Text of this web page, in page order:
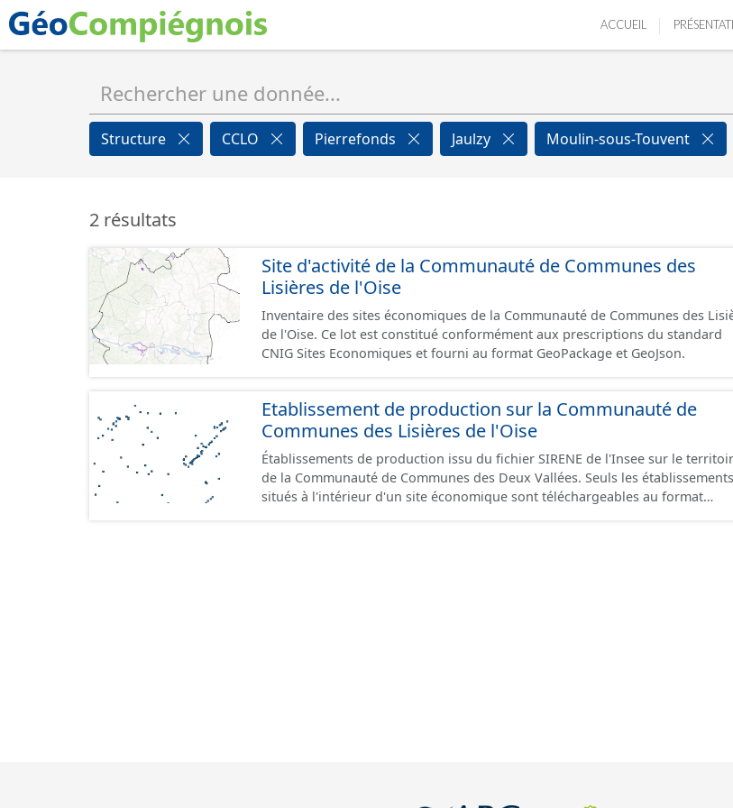
ACCUEIL
Structure CCLO Pierrefonds Jaulzy Moulin-sous-Touvent
2 résultats
Site d'activité de la Communauté de Communes des
Lisières de l'Oise
Inventaire des sites économiques de la Communauté de Communes des
de l'Oise. Ce lot est constitué conformément aux prescriptions du standard
CNIG Sites Economiques et fourni au format GeoPackage et GeoJson.
Etablissement de production sur la Communauté de
Communes des Lisières de l'Oise
Établissements de production issu du fichier SIRENE de l'Insee sur le
de la Communauté de Communes des Deux Vallées. Seuls les établissements
situés à l'intérieur d'un site économique sont téléchargeables au format